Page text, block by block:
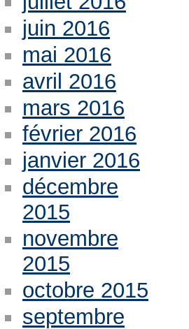
juin 2016
mai 2016
avril 2016
mars 2016
février 2016
janvier 2016
décembre
2015
novembre
2015
octobre 2015
septembre